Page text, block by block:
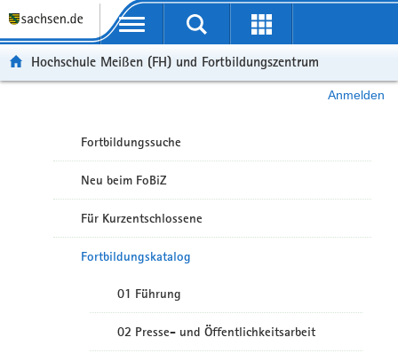
Portalübergreifende Navigation
Hochschule Meißen (FH) und Fortbildungszentrum
Anmelden
Fortbildungssuche
Neu beim FoBiZ
Für Kurzentschlossene
Fortbildungskatalog
01 Führung
02 Presse- und Öffentlichkeitsarbeit